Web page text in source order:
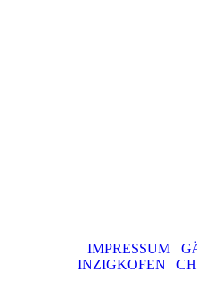
IMPRESSUM
INZIGKOFEN